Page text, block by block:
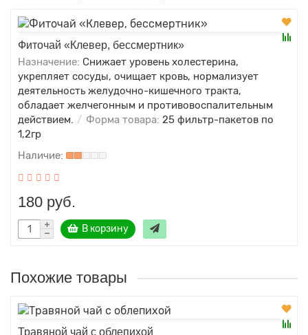
Фиточай «Клевер, бессмертник»
Назначение: Снижает уровень холестерина,
укрепляет сосуды, очищает кровь, нормализует
деятельность желудочно-кишечного тракта,
обладает желчегонным и противовоспалительным
действием.
Форма товара: 25 фильтр-пакетов по
1,2гр
180 руб.
В корзину
Похожие товары
Травяной чай с облепихой